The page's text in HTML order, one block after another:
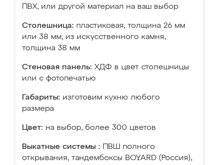
ПВХ, или другой материал на ваш выбор
Столешница: пластиковая, толщина 26 мм
или 38 мм; из искусственного камня,
толщина 38 мм
Стеновая панель: ХДФ в цвет столешницы
или с фотопечатью
Габариты: изготовим кухню любого
размера
Цвет: на выбор, более 300 цветов
Выкатные системы :
ПВШ полного
открывания, тандембоксы BOYARD (Россия),